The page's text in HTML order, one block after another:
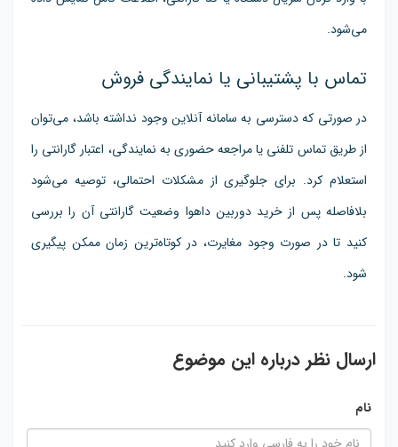
می‌شود.
تماس با پشتیبانی یا نمایندگی فروش
در صورتی که دسترسی به سامانه آنلاین وجود نداشته باشد، می‌توان
از طریق تماس تلفنی یا مراجعه حضوری به نمایندگی، اعتبار گارانتی را
استعلام کرد. برای جلوگیری از مشکلات احتمالی، توصیه می‌شود
بلافاصله پس از خرید دوربین داهوا وضعیت گارانتی آن را بررسی
کنید تا در صورت وجود مغایرت، در کوتاه‌ترین زمان ممکن پیگیری
شود.
ارسال نظر درباره این موضوع
نام